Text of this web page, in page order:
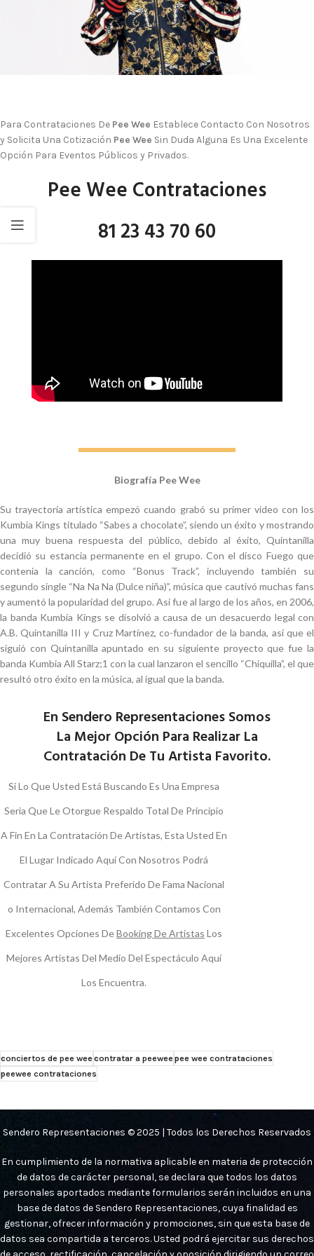
Para Contrataciones De Pee Wee Establece Contacto Con Nosotros
y Solicita Una Cotización Pee Wee Sin Duda Alguna Es Una Excelente
Opción Para Eventos Públicos y Privados.
Pee Wee Contrataciones
81 23 43 70 60
Biografía Pee Wee
Su trayectoria artística empezó cuando grabó su primer video con los
Kumbia Kings titulado “Sabes a chocolate”, siendo un éxito y mostrando
una muy buena respuesta del público, debido al éxito, Quintanilla
decidió su estancia permanente en el grupo. Con el disco Fuego que
contenía la canción, como “Bonus Track”, incluyendo también su
segundo single “Na Na Na (Dulce niña)”, música que cautivó muchas fans
y aumentó la popularidad del grupo. Así fue al largo de los años, en 2006,
la banda Kumbia Kings se disolvió a causa de un desacuerdo legal con
A.B. Quintanilla III y Cruz Martínez, co-fundador de la banda, así que el
siguió con Quintanilla apuntado en su siguiente proyecto que fue la
banda Kumbia All Starz;1​ con la cual lanzaron el sencillo “Chiquilla”, el que
resultó otro éxito en la música, al igual que la banda.
En Sendero Representaciones Somos
La Mejor Opción Para Realizar La
Contratación De Tu Artista Favorito.
Si Lo Que Usted Está Buscando Es Una Empresa
Seria Que Le Otorgue Respaldo Total De Principio
A Fin En La Contratación De Artistas, Esta Usted En
El Lugar Indicado Aquí Con Nosotros Podrá
Contratar A Su Artista Preferido De Fama Nacional
o Internacional, Además También Contamos Con
Excelentes Opciones DeBooking De Artistas Los
Mejores Artistas Del Medio Del Espectáculo Aquí
Los Encuentra.
conciertos de pee wee contratar a peewee pee wee contrataciones
peewee contrataciones
Sendero Representaciones © 2025 | Todos los Derechos Reservados
En cumplimiento de la normativa aplicable en materia de protección
de datos de carácter personal, se declara que todos los datos
personales aportados mediante formularios serán incluidos en una
base de datos de Sendero Representaciones, cuya finalidad es
gestionar, ofrecer información y promociones, sin que esta base de
datos sea compartida a terceros. Usted podrá ejercitar sus derechos